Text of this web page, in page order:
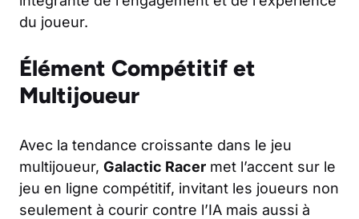
du joueur.
Élément Compétitif et
Multijoueur
Avec la tendance croissante dans le jeu
multijoueur, Galactic Racer met l’accent sur le
jeu en ligne compétitif, invitant les joueurs non
seulement à courir contre l’IA mais aussi à